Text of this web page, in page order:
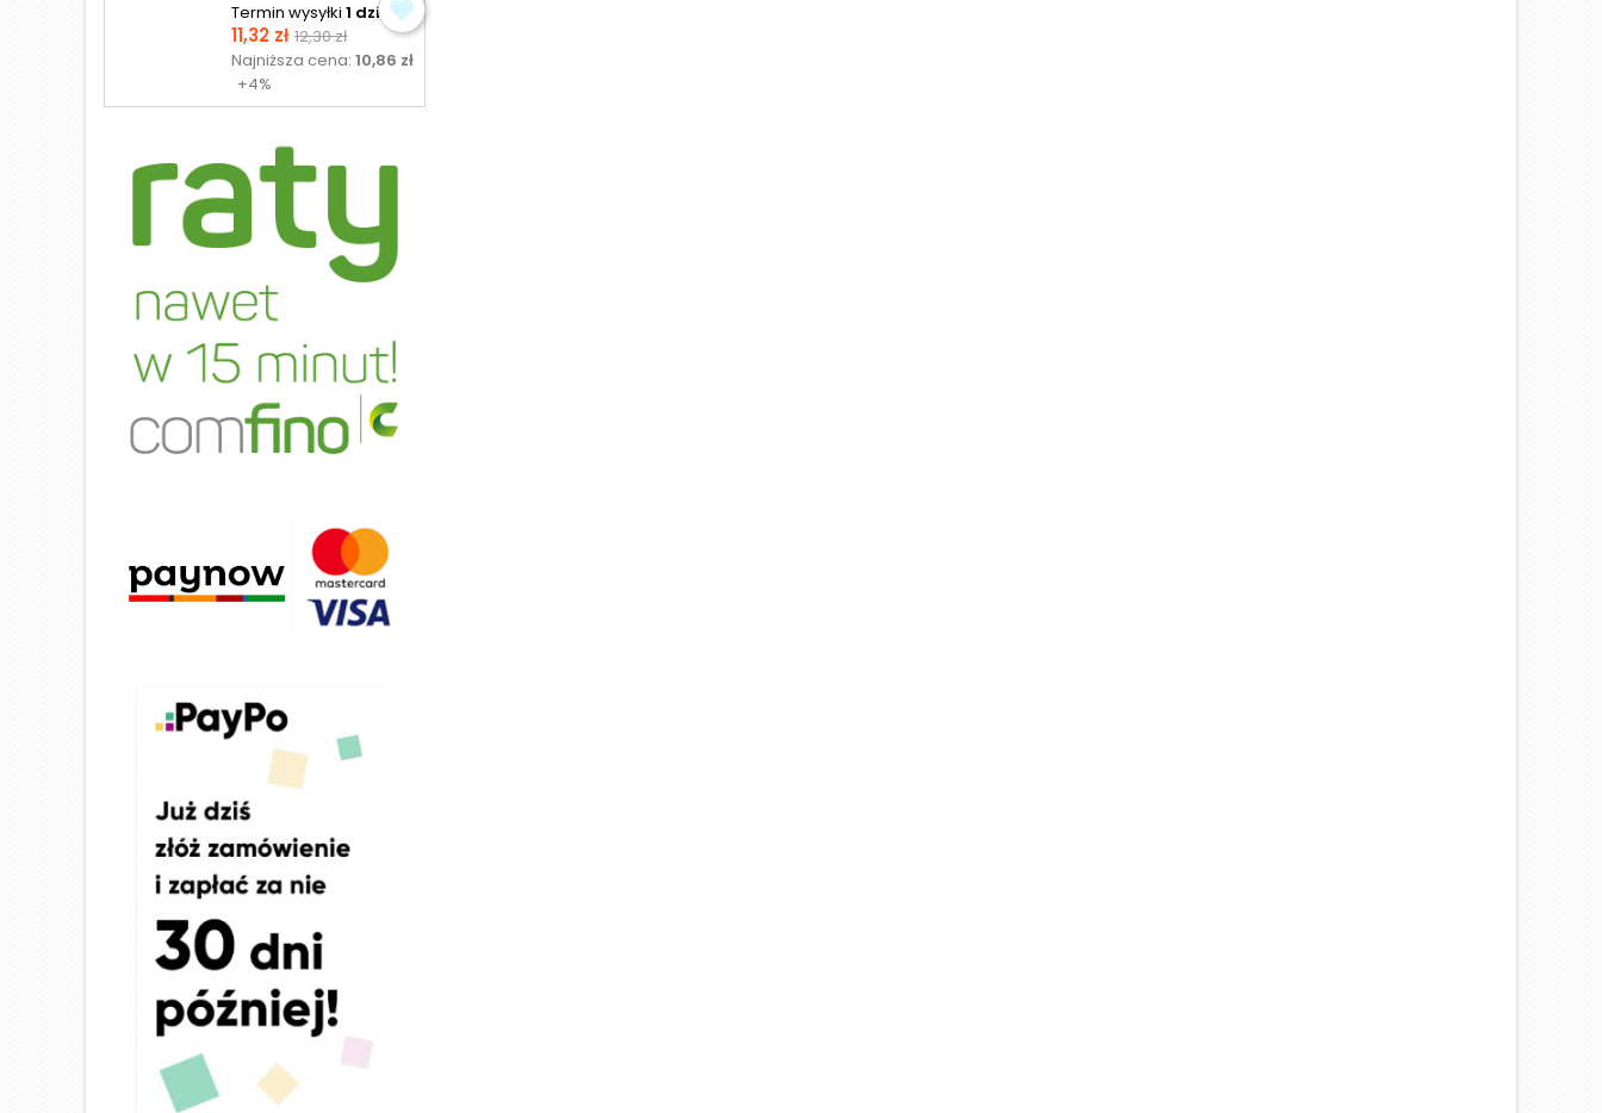
Termin wysyłki 1 dzień
Cena
11,32 zł Cena
podstawowa
12,30 zł
Najniższa cena:10,86 zł
+4%